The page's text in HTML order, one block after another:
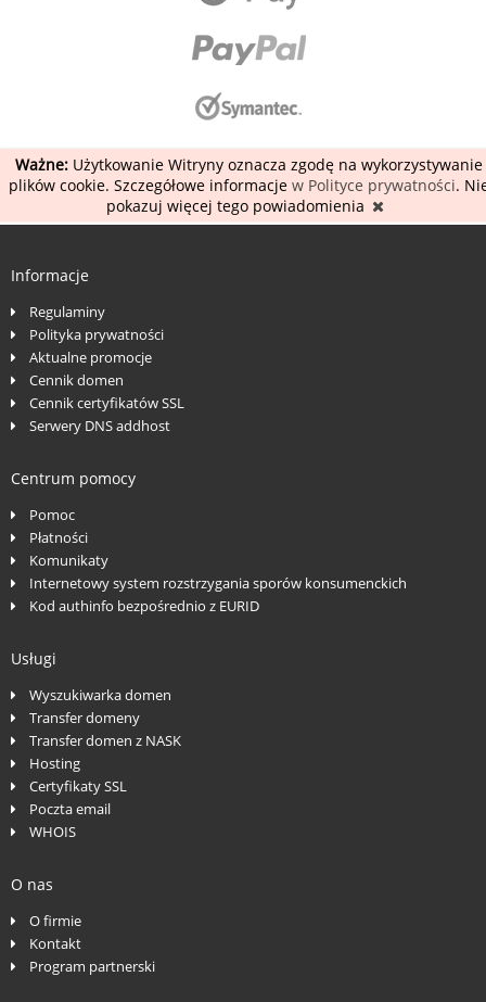
Ważne:Użytkowanie Witryny oznacza zgodę na wykorzystywanie
plików cookie. Szczegółowe informacje w Polityce prywatności.
pokazuj więcej tego powiadomienia
Informacje
Regulaminy
Polityka prywatności
Aktualne promocje
Cennik domen
Cennik certyfikatów SSL
Serwery DNS addhost
Centrum pomocy
Pomoc
Płatności
Komunikaty
Internetowy system rozstrzygania sporów konsumenckich
Kod authinfo bezpośrednio z EURID
Usługi
Wyszukiwarka domen
Transfer domeny
Transfer domen z NASK
Hosting
Certyfikaty SSL
Poczta email
WHOIS
O nas
O firmie
Kontakt
Program partnerski